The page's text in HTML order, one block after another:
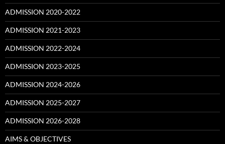
ADMISSION 2020-2022
ADMISSION 2021-2023
ADMISSION 2022-2024
ADMISSION 2023-2025
ADMISSION 2024-2026
ADMISSION 2025-2027
ADMISSION 2026-2028
AIMS & OBJECTIVES